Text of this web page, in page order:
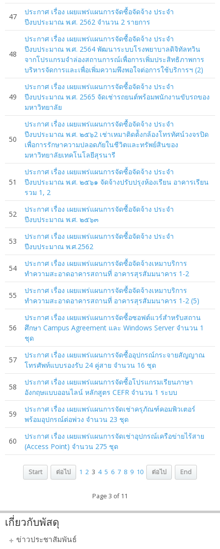
47
ประกาศ เรื่อง เผยแพร่แผนการจัดซื้อจัดจ้าง ประจำ
ปีงบประมาณ พ.ศ. 2562 จำนวน 2 รายการ
48
ประกาศ เรื่อง เผยแพร่แผนการจัดซื้อจัดจ้าง ประจำ
ปีงบประมาณ พ.ศ. 2564 พัฒนาระบบโรงพยาบาลดิจิทัลทวิน
จากโปรแกรมจำล่องสถานการณ์เพื่อการเพิ่มประสิทธิภาพการ
บริหารจัดการและเพื่อเพิ่มความพึงพอใจต่อการใช้บริการฯ (2)
49
ประกาศ เรื่อง เผยแพร่แผนการจัดซื้อจัดจ้าง ประจำ
ปีงบประมาณ พ.ศ. 2565 จัดเช่ารถยนต์พร้อมพนักงานขับรถของ
มหาวิทยาลัย
50
ประกาศ เรื่อง เผยแพร่แผนการจัดซื้อจัดจ้าง ประจำ
ปีงบประมาณ พ.ศ. ๒๕๖2 เช่าเหมาติดต้ังกล้องโทรทัศน์วงจรปิด
เพื่อการรักษาความปลอดภัยในชีวิตและทรัพย์สินของ
มหาวิทยาลัยเทคโนโลยีสุรนารี
51
ประกาศ เรื่อง เผยแพร่แผนการจัดซื้อจัดจ้าง ประจำ
ปีงบประมาณ พ.ศ. ๒๕๖๑ จัดจ้างปรับปรุงห้องเรียน อาคารเรียน
รวม 1, 2
52
ประกาศ เรื่อง เผยแพร่แผนการจัดซื้อจัดจ้าง ประจำ
ปีงบประมาณ พ.ศ. ๒๕๖๓
53
ประกาศ เรื่อง เผยแพร่แผนการจัดซื้อจัดจ้าง ประจำ
ปีงบประมาณ พ.ศ.2562
54
ประกาศ เรื่อง เผยแพร่แผนการจัดซื้อจัดจ้างเหมาบริการ
ทำความสะอาดอาคารสถานที่ อาคารสุรสัมมนาคาร 1-2
55
ประกาศ เรื่อง เผยแพร่แผนการจัดซื้อจัดจ้างเหมาบริการ
ทำความสะอาดอาคารสถานที่ อาคารสุรสัมมนาคาร 1-2 (5)
56
ประกาศ เรื่อง เผยแพร่แผนการจัดซื้อซอฟต์แวร์สำหรับสถาน
ศึกษา Campus Agreement และ Windows Server จำนวน 1
ชุด
57
ประกาศ เรื่อง เผยแพร่แผนการจัดซื้ออุปกรณ์กระจายสัญญาณ
โทรศัพท์แบบรองรับ 24 คู่สาย จำนวน 16 ชุด
58
ประกาศ เรื่อง เผยแพร่แผนการจัดซื้อโปรแกรมเรียนภาษา
อังกฤษแบบออนไลน์ หลักสูตร CEFR จำนวน 1 ระบบ
59
ประกาศ เรื่อง เผยแพร่แผนการจัดเช่าครุภัณฑ์คอมพิวเตอร์
พร้อมอุปกรณ์ต่อพ่วง จำนวน 23 ชุด
60
ประกาศ เรื่อง เผยแพร่แผนการจัดเช่าอุปกรณ์เครือข่ายไร้สาย
(Access Point) จำนวน 275 ชุด
Start ต่อไป 1 2 3 4 5 6 7 8 9 10 ต่อไป End
Page 3 of 11
เกี่ยวกับพัสดุ
ข่าวประชาสัมพันธ์